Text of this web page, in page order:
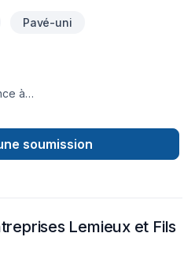
Pavé-uni
à
à concrétiser vos projets les
la transparence, l'écoute et
de confiance avec nos
soumission
Lemieux et Fils